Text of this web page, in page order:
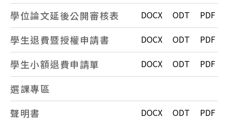
學位論文延後公開審核表 DOCX ODT PDF
學生退費暨授權申請書 DOCX ODT PDF
學生小額退費申請單 DOCX ODT PDF
選課專區
聲明書
DOCX ODT PDF